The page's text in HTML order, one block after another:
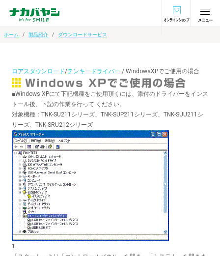
オンラインショ
ホーム 製品紹介 ダウンロードサービス
ロアスダウンロード/テンキードライバー / WindowsXPでご使用の場合
■Windows XPにて下記機種をご使用頂くには、添付のドライバーをインス
トール後、下記の作業を行って ください。
対象機種：TNK-SU211シリーズ、TNK-SUP211シリーズ、TNK-SUU211シ
リーズ、TNK-SRU212シリーズ
1.